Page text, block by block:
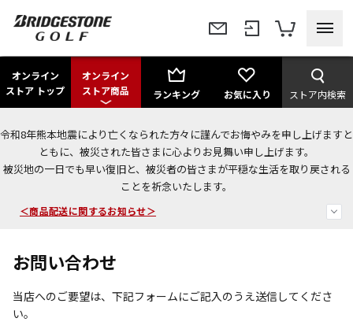
オンライン
ストア トップ
オンライン
ストア商品
ランキング お気に入り ストア内検索
令和8年熊本地震により亡くなられた方々に謹んでお悔やみを申し上げますと
ともに、被災された皆さまに心よりお見舞い申し上げます。
被災地の一日でも早い復旧と、被災者の皆さまが平穏な生活を取り戻される
ことを祈念いたします。
＜夏季休暇中のご注文・発送・お問い合わせ＞
今なら新規会員登録で1,000円OFFクーポンプレゼント！
＜商品配送に関するお知らせ＞
お問い合わせ
当店へのご要望は、下記フォームにご記入のうえ送信してくださ
い。